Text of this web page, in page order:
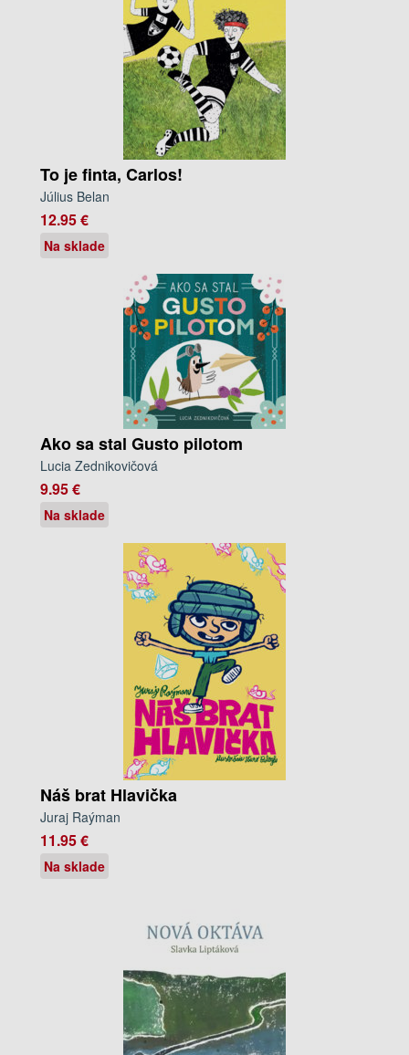
To je finta, Carlos!
Július Belan
12.95 €
Na sklade
Ako sa stal Gusto pilotom
Lucia Zednikovičová
9.95 €
Na sklade
Náš brat Hlavička
Juraj Raýman
11.95 €
Na sklade